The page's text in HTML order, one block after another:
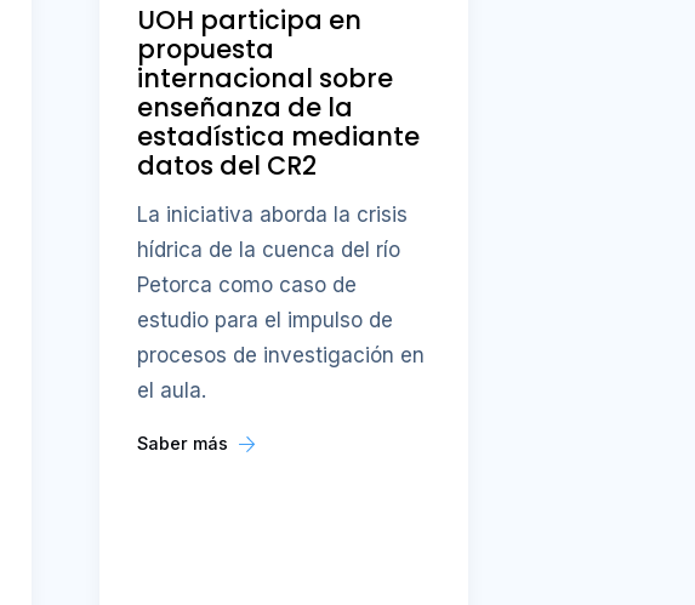
UOH participa en
propuesta
internacional sobre
enseñanza de la
estadística mediante
datos del CR2
La iniciativa aborda la crisis
hídrica de la cuenca del río
Petorca como caso de
estudio para el impulso de
procesos de investigación en
el aula.
Saber más